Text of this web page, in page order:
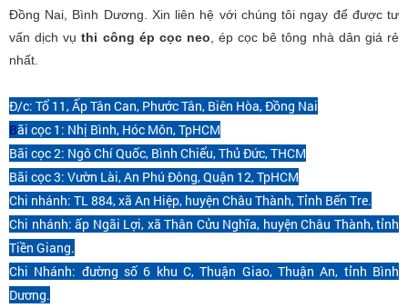
Đồng Nai, Bình Dương. Xin liên hệ với chúng tôi ngay để được tư
vấn dịch vụthi công ép cọc neo , ép cọc bê tông nhà dân giá rẻ
nhất.
Đ/c: Tổ 11, Ấp Tân Can, Phước Tân, Biên Hòa, Đồng Nai
Bãi cọc 1: Nhị Bình, Hóc Môn, TpHCM
Bãi cọc 2: Ngô Chí Quốc, Bình Chiểu, Thủ Đức, THCM
Bãi cọc 3: Vườn Lài, An Phú Đông, Quận 12, TpHCM
Chi nhánh: TL 884, xã An Hiệp, huyện Châu Thành, Tỉnh Bến Tre.
Chi nhánh: ấp Ngãi Lợi, xã Thân Cửu Nghĩa, huyện Châu Thành, tỉnh
Tiền Giang.
Chi Nhánh: đường số 6 khu C, Thuận Giao, Thuận An, tỉnh Bình
Dương.